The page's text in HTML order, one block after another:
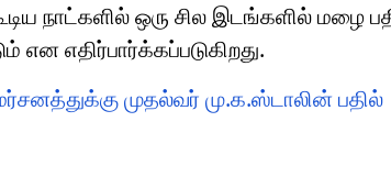
நாட்களில் ஒரு சில இடங்களில் மழை
என எதிர்பார்க்கப்படுகிறது.
முதல்வர் மு.க.ஸ்டாலின் பதில்